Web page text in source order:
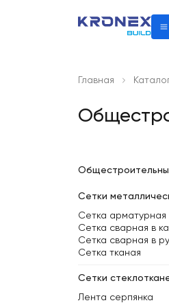
Главная
Сетки
Сетка арматурная
Сетка сварная в
Сетка сварная в
Сетка тканая
Сетки
Лента серпянка